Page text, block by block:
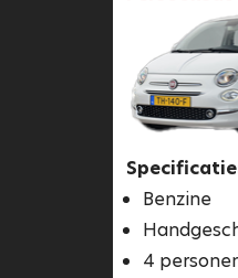
Benzine
4